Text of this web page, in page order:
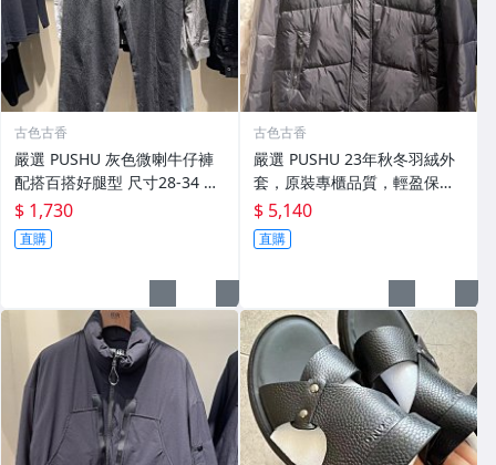
古色古香
嚴選 PUSHU 灰色微喇牛仔褲
配搭百搭好腿型 尺寸28-34 灰
色牛仔褲 潮流穿搭 修身設計
$ 1,730
直購
古色古香
嚴選 PUSHU 23年秋冬羽絨外
套，原裝專櫃品質，輕盈保暖
適合過渡季穿搭 換季穿新衣 冬
秋 羽絨外套
$ 5,140
直購